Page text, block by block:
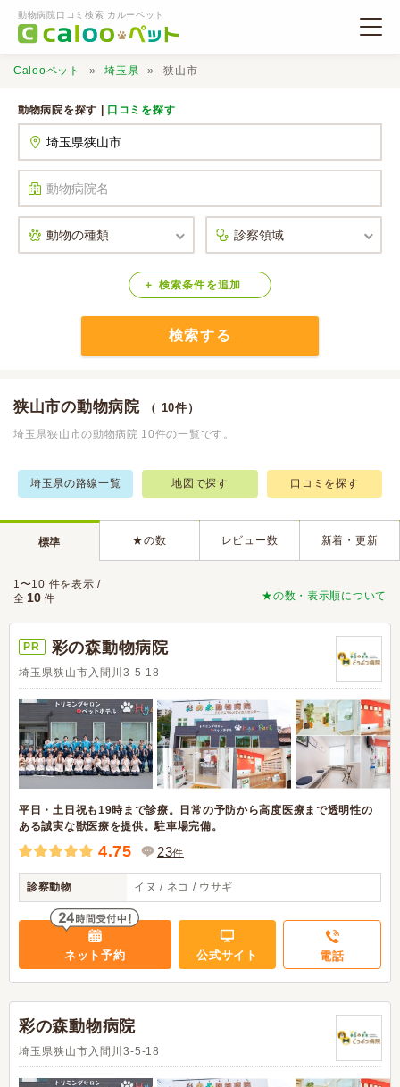
動物病院口コミ検索 カルーペット
口コミ検索
Calooペットとは？
Calooペット 埼玉県 狭山市
動物病院を探す | 口コミを探す
検索条件 を追加
検索する
狭山市の動物病院 （ 10件）
埼玉県狭山市の動物病院 10件の一覧です。
埼玉県の路線一覧 地図で探す 口コミを探す
標準 ★の数 レビュー数 新着・更新
★の数・表示順について
1〜10 件を表示 /
全 10 件
PR 彩の森動物病院
埼玉県狭山市入間川3-5-18
平日・土日祝も19時まで診療。日常の予防から高度医療まで透明性の
ある誠実な獣医療を提供。駐車場完備。
4.75 23件
診察動物 イヌ / ネコ / ウサギ
ネット予約 公式サイト 電話
彩の森動物病院
埼玉県狭山市入間川3-5-18